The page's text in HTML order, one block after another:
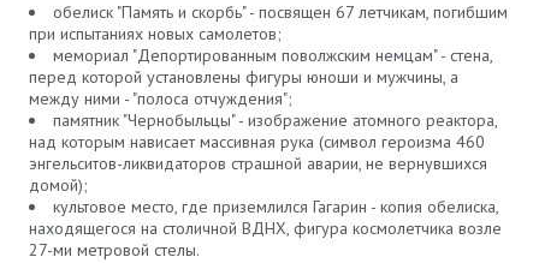
обелиск "Память и скорбь" - посвящен 67 летчикам, погибшим
при испытаниях новых самолетов;
мемориал "Депортированным поволжским немцам" - стена,
перед которой установлены фигуры юноши и мужчины, а
между ними - "полоса отчуждения";
памятник "Чернобыльцы" - изображение атомного реактора,
над которым нависает массивная рука (символ героизма 460
энгельситов-ликвидаторов страшной аварии, не вернувшихся
домой);
культовое место, где приземлился Гагарин - копия обелиска,
находящегося на столичной ВДНХ, фигура космолетчика возле
27-ми метровой стелы.